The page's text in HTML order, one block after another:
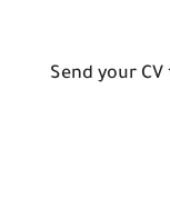
Send your